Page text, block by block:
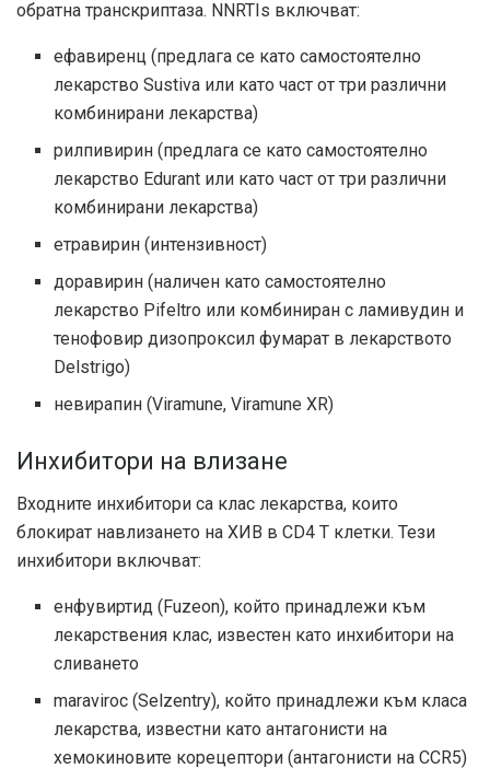
обратна транскриптаза. NNRTIs включват:
ефавиренц (предлага се като самостоятелно
лекарство Sustiva или като част от три различни
комбинирани лекарства)
рилпивирин (предлага се като самостоятелно
лекарство Edurant или като част от три различни
комбинирани лекарства)
етравирин (интензивност)
доравирин (наличен като самостоятелно
лекарство Pifeltro или комбиниран с ламивудин и
тенофовир дизопроксил фумарат в лекарството
Delstrigo)
невирапин (Viramune, Viramune XR)
Инхибитори на влизане
Входните инхибитори са клас лекарства, които
блокират навлизането на ХИВ в CD4 Т клетки. Тези
инхибитори включват:
енфувиртид (Fuzeon), който принадлежи към
лекарствения клас, известен като инхибитори на
сливането
maraviroc (Selzentry), който принадлежи към класа
лекарства, известни като антагонисти на
хемокиновите корецептори (антагонисти на CCR5)